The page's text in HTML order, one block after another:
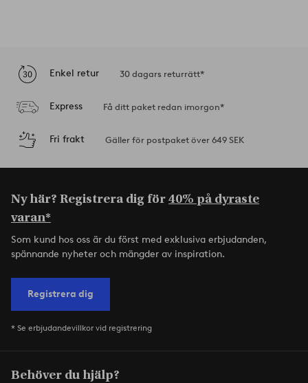
Enkel retur 30 dagars returrätt*
Express Få ditt paket redan imorgon*
Fri frakt Gäller för postpaket över 649 SEK
Ny här? Registrera dig för40% på dyraste
varan*
Som kund hos oss är du först med exklusiva erbjudanden,
spännande nyheter och mängder av inspiration.
Registrera dig
* Se erbjudandevillkor vid registrering
Behöver du hjälp?